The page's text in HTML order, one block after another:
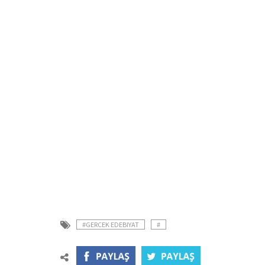
#GERCEK EDEBIYAT #